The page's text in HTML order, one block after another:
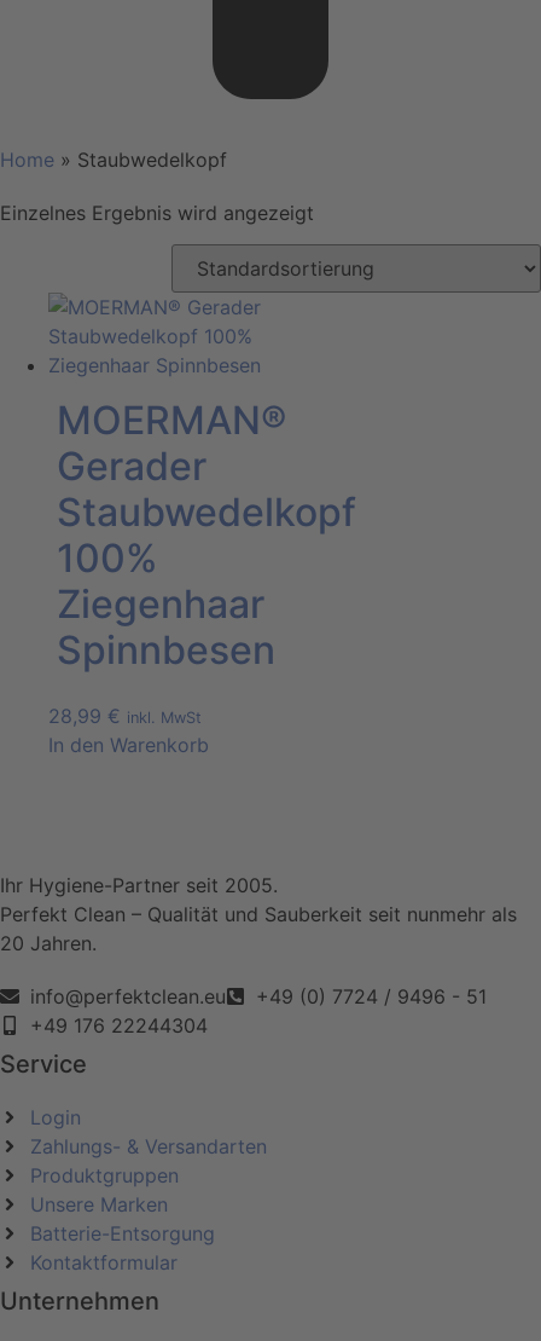
Home » Staubwedelkopf
Einzelnes Ergebnis wird angezeigt
MOERMAN®
Gerader
Staubwedelkopf
100%
Ziegenhaar
Spinnbesen
28,99 € inkl. MwSt
In den Warenkorb
Ihr Hygiene-Partner seit 2005.
Perfekt Clean – Qualität und Sauberkeit seit nunmehr als
20 Jahren.
info@perfektclean.eu
+49 (0) 7724 / 9496 - 51
+49 176 22244304
Service
Login
Zahlungs- & Versandarten
Produktgruppen
Unsere Marken
Batterie-Entsorgung
Kontaktformular
Unternehmen